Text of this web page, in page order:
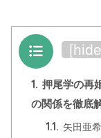
目次 [hide
1. 押尾学の再
の関係を徹底
1.1. 矢田亜